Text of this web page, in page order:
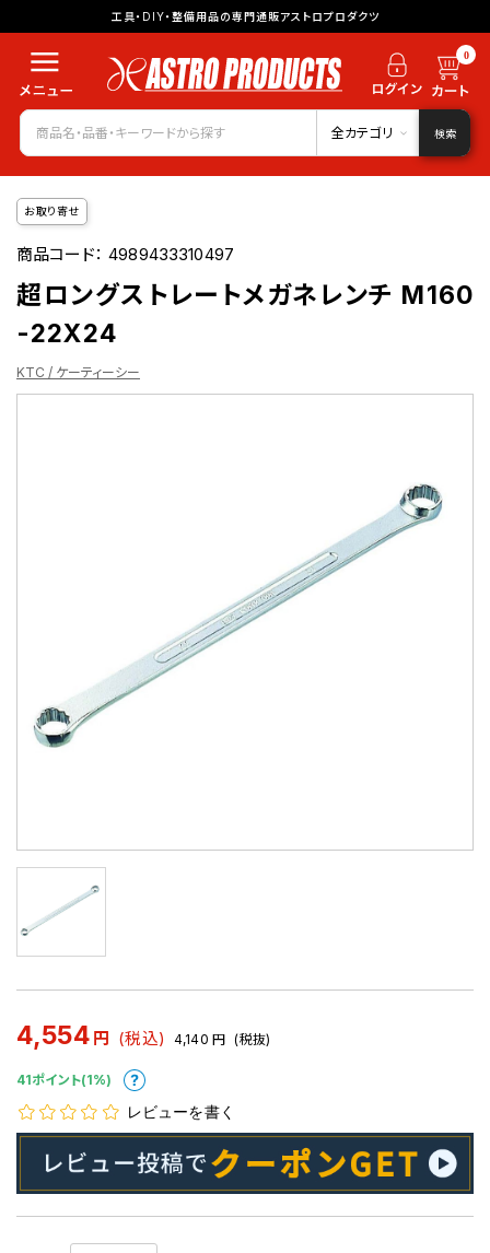
工具・DIY・整備用品の専門通販アストロプロダクツ
0
全カテゴリ 検索
お取り寄せ
商品コード：4989433310497
超ロングストレートメガネレンチ M160
-22X24
KTC / ケーティーシー
4,554 円 (税込) 4,140 円 (税抜)
41ポイント(1%)
レビューを書く